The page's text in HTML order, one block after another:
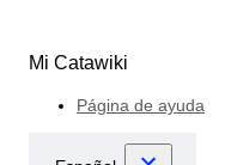
Mi Catawiki
Página de ayuda